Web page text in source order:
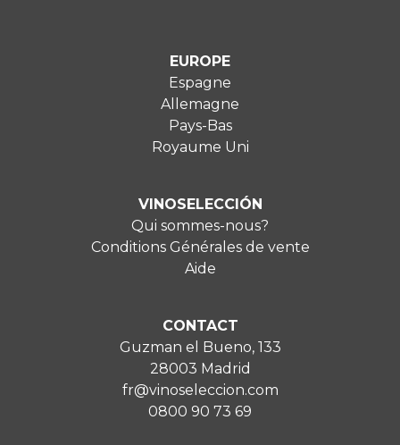
EUROPE
Espagne
Allemagne
Pays-Bas
Royaume Uni
VINOSELECCIÓN
Qui sommes-nous?
Conditions Générales de vente
Aide
CONTACT
Guzman el Bueno, 133
28003 Madrid
fr@vinoseleccion.com
0800 90 73 69